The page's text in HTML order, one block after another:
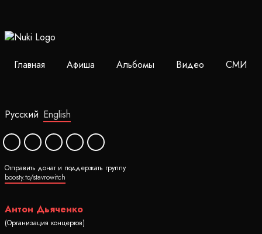
Главная Афиша Альбомы Видео СМИ
Русский English
Отправить донат и поддержать группу
boosty.to/stavrowitch
Антон Дьяченко
(Организация концертов)